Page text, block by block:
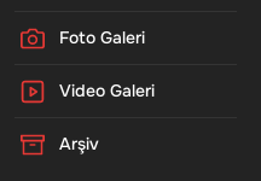
Foto Galeri
Video Galeri
Arşiv